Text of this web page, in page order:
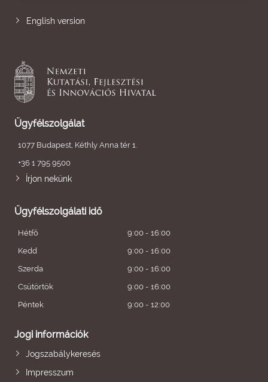
English version
Ügyfélszolgálat
1077 Budapest, Kéthly Anna tér 1.
+36 1 795 9500
Írjon nekünk
Ügyfélszolgálati idő
Hétfő
9:00 - 16:00
Kedd
9:00 - 16:00
Szerda
9:00 - 16:00
Csütörtök
9:00 - 16:00
Péntek
9:00 - 12:00
Jogi információk
Jogszabálykeresés
Impresszum